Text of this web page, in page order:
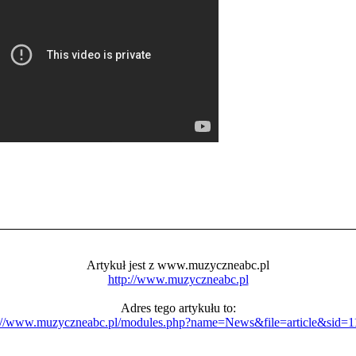
Artykuł jest z www.muzyczneabc.pl
http://www.muzyczneabc.pl
Adres tego artykułu to:
www.muzyczneabc.pl/